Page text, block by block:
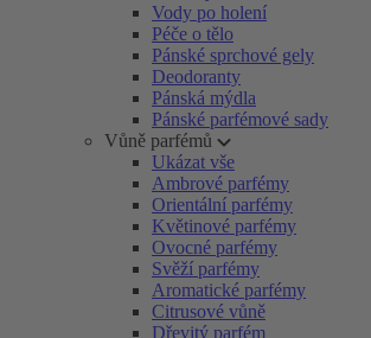
Vody po holení
Péče o tělo
Pánské sprchové gely
Deodoranty
Pánská mýdla
Pánské parfémové sady
Vůně parfémů
Ukázat vše
Ambrové parfémy
Orientální parfémy
Květinové parfémy
Ovocné parfémy
Svěží parfémy
Aromatické parfémy
Citrusové vůně
Dřevitý parfém